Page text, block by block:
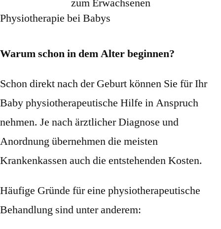
Physiotherapie bei Babys
Warum schon in dem Alter beginnen?
Schon direkt nach der Geburt können Sie für Ihr
Baby physiotherapeutische Hilfe in Anspruch
nehmen. Je nach ärztlicher Diagnose und
Anordnung übernehmen die meisten
Krankenkassen auch die entstehenden Kosten.
Häufige Gründe für eine physiotherapeutische
Behandlung sind unter anderem: